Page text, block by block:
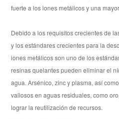
fuerte a los iones metálicos y una
Debido a los requisitos crecientes de
y los estándares crecientes para la
iones metálicos son uno de los
resinas quelantes pueden eliminar el
agua. Arsénico, zinc y plasma, así
valiosos en aguas residuales, como
lograr la reutilización de recursos.